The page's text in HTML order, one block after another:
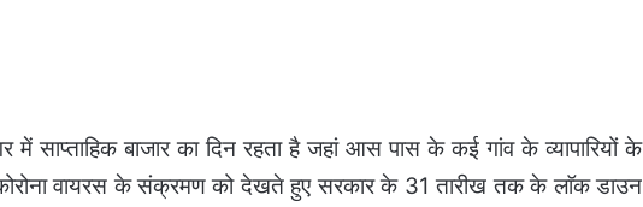
में साप्ताहिक बाजार का दिन रहता है जहां आस पास के कई गांव के व्यापारियों के
वायरस के संक्रमण को देखते हुए सरकार के 31 तारीख तक के लाॅक डाउन